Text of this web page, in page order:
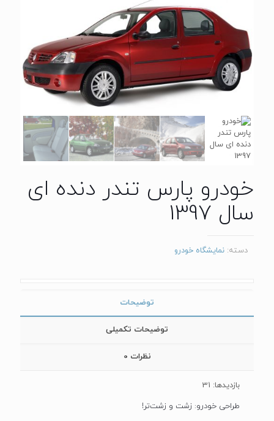
خودرو پارس تندر دنده ای
سال 1397
دسته: نمایشگاه خودرو
توضیحات
توضیحات تکمیلی
نظرات 0
بازدیدها: 31
طراحی خودرو: زشت و زشت‌تر!